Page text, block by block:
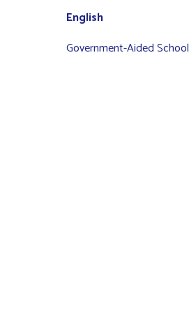
English
Government-Aided School